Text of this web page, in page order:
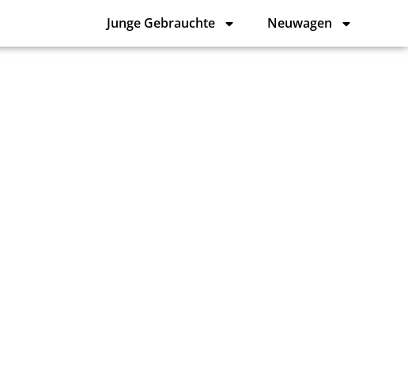
Junge Gebrauchte Neuwagen